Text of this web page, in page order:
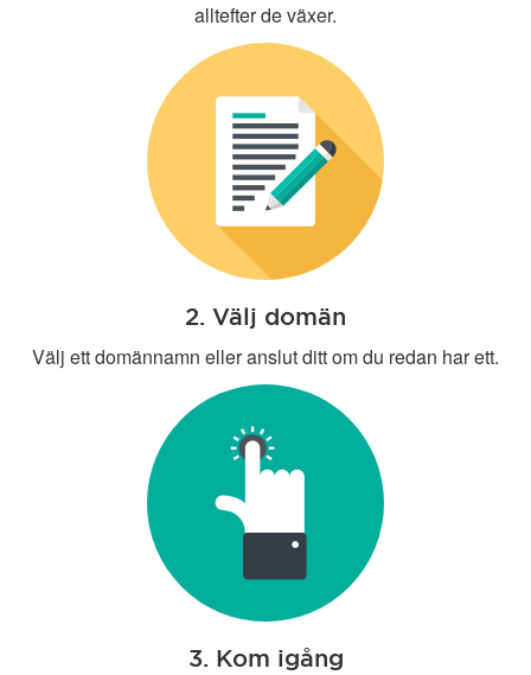
alltefter de växer.
2. Välj domän
Välj ett domännamn eller anslut ditt om du redan har ett.
3. Kom igång